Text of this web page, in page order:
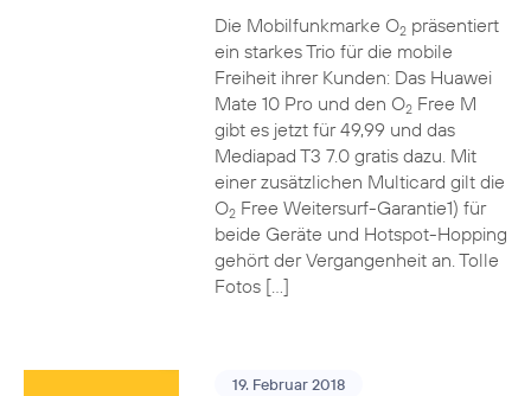
Die Mobilfunkmarke O2präsentiert
ein starkes Trio für die mobile
Freiheit ihrer Kunden: Das Huawei
Mate 10 Pro und den O2Free M
gibt es jetzt für 49,99 und das
Mediapad T3 7.0 gratis dazu. Mit
einer zusätzlichen Multicard gilt die
O2Free Weitersurf-Garantie1) für
beide Geräte und Hotspot-Hopping
gehört der Vergangenheit an. Tolle
Fotos […]
19. Februar 2018